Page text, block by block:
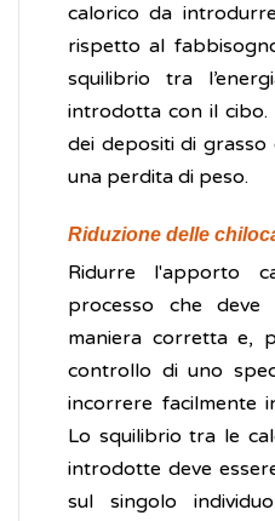
calorico da
rispetto al
squilibrio tra
introdotta con il cibo.
dei depositi di grasso
una perdita di peso.
Riduzione delle
Ridurre l'apporto
processo che
maniera corretta e,
controllo di uno
incorrere facilmente
Lo squilibrio tra le
introdotte deve
sul singolo